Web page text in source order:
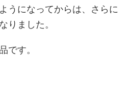
うになってからは、さらに
りました。
です。